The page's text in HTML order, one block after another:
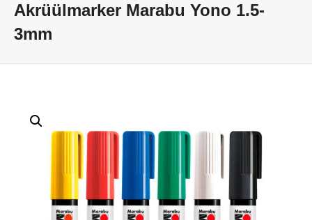
Akrüülmarker Marabu Yono 1.5-
3mm